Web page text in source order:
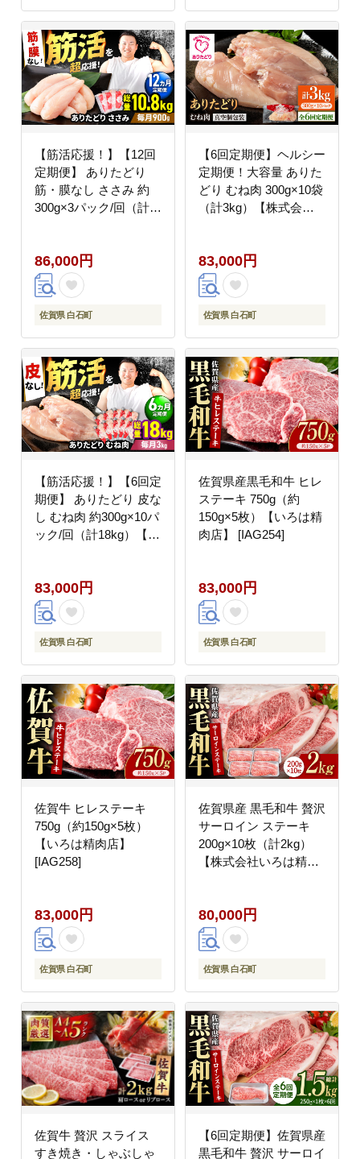
【筋活応援！】【12回
定期便】 ありたどり
筋・膜なし ささみ 約
300g×3パック/回（計
[IAG192]
86,000円
佐賀県 白石町
【6回定期便】ヘルシー
定期便！大容量 ありた
どり むね肉 300g×10袋
（計3kg）【株式会社
83,000円
佐賀県 白石町
【筋活応援！】【6回定
期便】 ありたどり 皮な
し むね肉 約300g×10パ
ック/回（計18kg）【株
83,000円
佐賀県 白石町
佐賀県産黒毛和牛 ヒレ
ステーキ 750g（約
150g×5枚）【いろは精
肉店】 [IAG254]
83,000円
佐賀県 白石町
佐賀牛 ヒレステーキ
750g（約150g×5枚）
【いろは精肉店】
[IAG258]
83,000円
佐賀県 白石町
佐賀県産 黒毛和牛 贅沢
サーロイン ステーキ
200g×10枚（計2kg）
【株式会社いろは精肉
80,000円
佐賀県 白石町
佐賀牛 贅沢 スライス
すき焼き・しゃぶしゃ
【6回定期便】佐賀県産
黒毛和牛 贅沢 サーロイ